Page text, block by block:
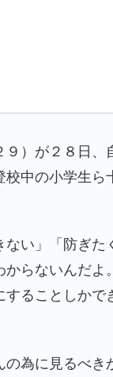
９）が２８日、
校中の小学生ら
い」「防ぎた
からないんだよ
ることしかで
為に見るべき